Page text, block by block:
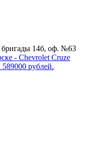
бригады 14б, оф. №63